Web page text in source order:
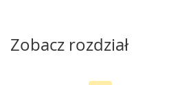
Zobacz rozdział